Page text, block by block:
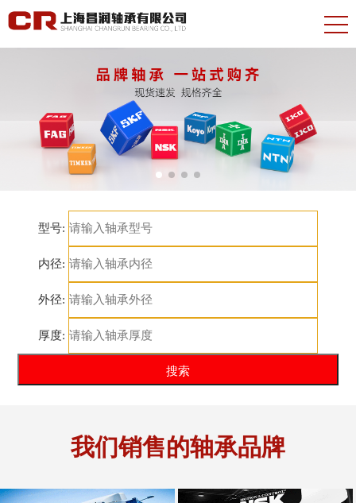
型号:
内径:
外径:
厚度:
我们销售的轴承品牌